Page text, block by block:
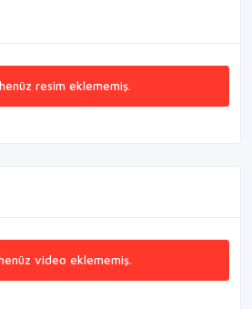
resim eklememiş.
video eklememiş.